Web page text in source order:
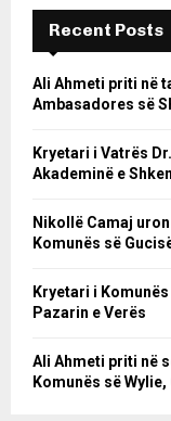
Recent Posts
Ali Ahmeti priti në
Ambasadores së
Kryetari i Vatrës
Akademinë e
Nikollë Camaj
Komunës së
Kryetari i
Pazarin e Verës
Ali Ahmeti priti në
Komunës së